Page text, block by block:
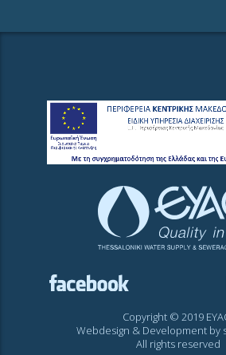
Copyright © 2019
Webdesign & Development by
All rights reserved